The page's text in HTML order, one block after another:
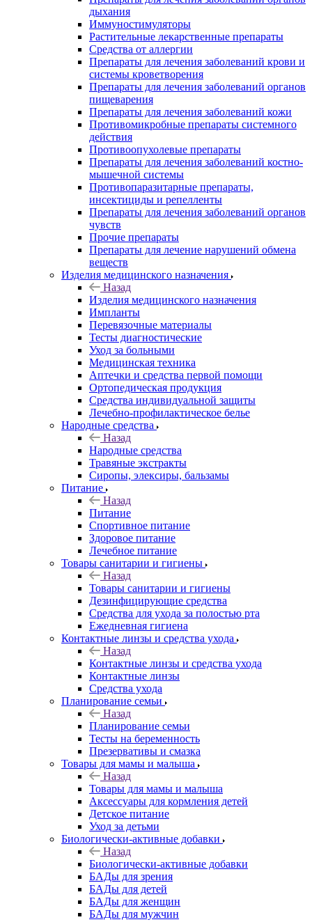
дыхания
Иммуностимуляторы
Растительные лекарственные препараты
Средства от аллергии
Препараты для лечения заболеваний крови и
системы кроветворения
Препараты для лечения заболеваний органов
пищеварения
Препараты для лечения заболеваний кожи
Противомикробные препараты системного
действия
Противоопухолевые препараты
Препараты для лечения заболеваний костно-
мышечной системы
Противопаразитарные препараты,
инсектициды и репелленты
Препараты для лечения заболеваний органов
чувств
Прочие препараты
Препараты для лечение нарушений обмена
веществ
Изделия медицинского назначения
Назад
Изделия медицинского назначения
Импланты
Перевязочные материалы
Тесты диагностические
Уход за больными
Медицинская техника
Аптечки и средства первой помощи
Ортопедическая продукция
Средства индивидуальной защиты
Лечебно-профилактическое белье
Народные средства
Назад
Народные средства
Травяные экстракты
Сиропы, элексиры, бальзамы
Питание
Назад
Питание
Спортивное питание
Здоровое питание
Лечебное питание
Товары санитарии и гигиены
Назад
Товары санитарии и гигиены
Дезинфицирующие средства
Средства для ухода за полостью рта
Ежедневная гигиена
Контактные линзы и средства ухода
Назад
Контактные линзы и средства ухода
Контактные линзы
Средства ухода
Планирование семьи
Назад
Планирование семьи
Тесты на беременность
Презервативы и смазка
Товары для мамы и малыша
Назад
Товары для мамы и малыша
Аксессуары для кормления детей
Детское питание
Уход за детьми
Биологически-активные добавки
Назад
Биологически-активные добавки
БАДы для зрения
БАДы для детей
БАДы для женщин
БАДы для мужчин